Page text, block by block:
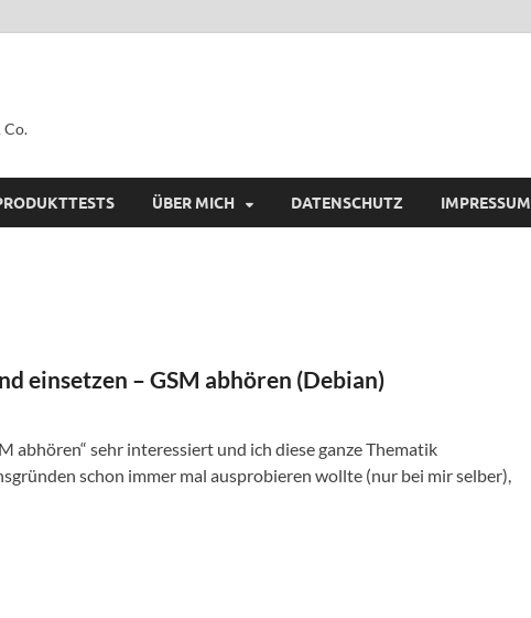
Co.
ÜBER MICH DATENSCHUTZ IMPRESSUM
einsetzen – GSM abhören (Debian)
abhören“ sehr interessiert und ich diese ganze Thematik
schon immer mal ausprobieren wollte (nur bei mir selber),